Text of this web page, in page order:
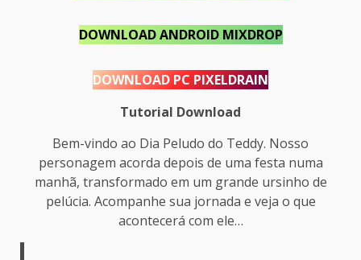
DOWNLOAD ANDROID MIXDROP
DOWNLOAD PC PIXELDRAIN
Tutorial Download
Bem-vindo ao Dia Peludo do Teddy. Nosso
personagem acorda depois de uma festa numa
manhã, transformado em um grande ursinho de
pelúcia. Acompanhe sua jornada e veja o que
acontecerá com ele…​